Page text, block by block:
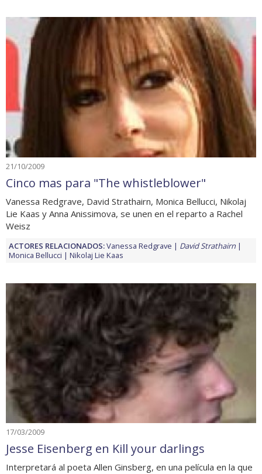
21/10/2009
Cinco mas para "The whistleblower"
Vanessa Redgrave, David Strathairn, Monica Bellucci, Nikolaj
Lie Kaas y Anna Anissimova, se unen en el reparto a Rachel
Weisz
ACTORES RELACIONADOS:Vanessa Redgrave
David Strathairn
Monica Bellucci
Nikolaj Lie Kaas
17/03/2009
Jesse Eisenberg en Kill your darlings
Interpretará al poeta Allen Ginsberg, en una película en la que